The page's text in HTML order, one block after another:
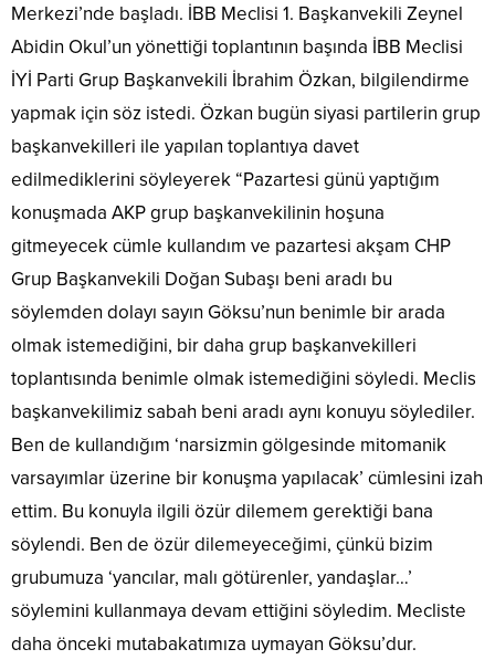
Merkezi’nde başladı. İBB Meclisi 1. Başkanvekili Zeynel
Abidin Okul’un yönettiği toplantının başında İBB Meclisi
İYİ Parti Grup Başkanvekili İbrahim Özkan, bilgilendirme
yapmak için söz istedi. Özkan bugün siyasi partilerin grup
başkanvekilleri ile yapılan toplantıya davet
edilmediklerini söyleyerek “Pazartesi günü yaptığım
konuşmada AKP grup başkanvekilinin hoşuna
gitmeyecek cümle kullandım ve pazartesi akşam CHP
Grup Başkanvekili Doğan Subaşı beni aradı bu
söylemden dolayı sayın Göksu’nun benimle bir arada
olmak istemediğini, bir daha grup başkanvekilleri
toplantısında benimle olmak istemediğini söyledi. Meclis
başkanvekilimiz sabah beni aradı aynı konuyu söylediler.
Ben de kullandığım ‘narsizmin gölgesinde mitomanik
varsayımlar üzerine bir konuşma yapılacak’ cümlesini izah
ettim. Bu konuyla ilgili özür dilemem gerektiği bana
söylendi. Ben de özür dilemeyeceğimi, çünkü bizim
grubumuza ‘yancılar, malı götürenler, yandaşlar…’
söylemini kullanmaya devam ettiğini söyledim. Mecliste
daha önceki mutabakatımıza uymayan Göksu’dur.